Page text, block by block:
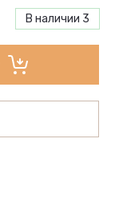
В наличии 3